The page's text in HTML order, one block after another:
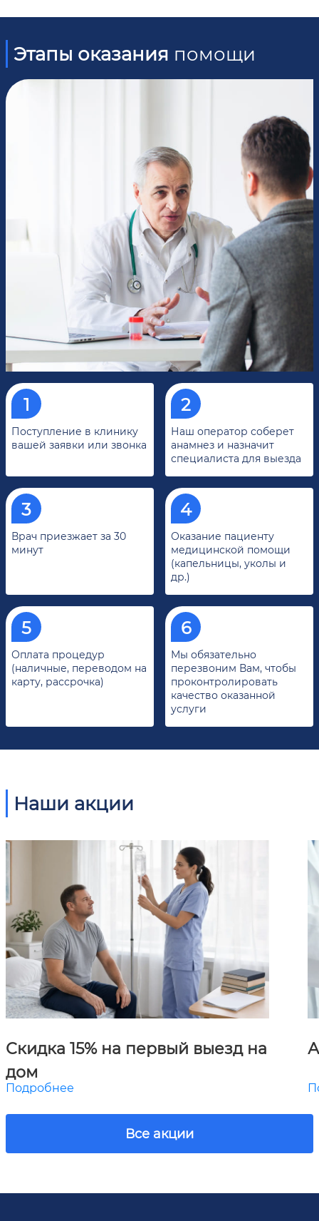
Этапы оказания помощи
Поступление в клинику
вашей заявки или звонка
Наш оператор соберет
анамнез и назначит
специалиста для выезда
Врач приезжает за 30
минут
Оказание пациенту
медицинской помощи
(капельницы, уколы и
др.)
Оплата процедур
(наличные, переводом на
карту, рассрочка)
Мы обязательно
перезвоним Вам, чтобы
проконтролировать
качество оказанной
услуги
Наши акции
Скидка 15% на первый выезд на
дом
Подробнее
Все акции